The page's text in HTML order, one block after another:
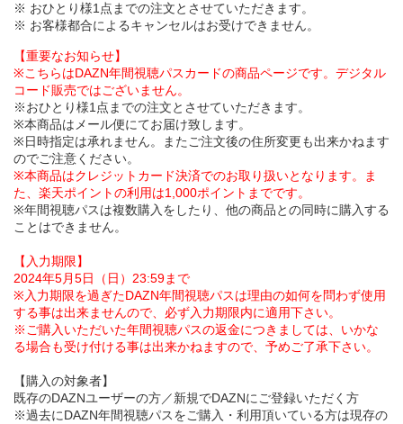
※ おひとり様1点までの注文とさせていただきます。
※ お客様都合によるキャンセルはお受けできません。
【重要なお知らせ】
※こちらはDAZN年間視聴パスカードの商品ページです。デジタル
コード販売ではございません。
※おひとり様1点までの注文とさせていただきます。
※本商品はメール便にてお届け致します。
※日時指定は承れません。またご注文後の住所変更も出来かねます
のでご注意ください。
※本商品はクレジットカード決済でのお取り扱いとなります。ま
た、楽天ポイントの利用は1,000ポイントまでです。
※年間視聴パスは複数購入をしたり、他の商品との同時に購入する
ことはできません。
【入力期限】
2024年5月5日（日）23:59まで
※入力期限を過ぎたDAZN年間視聴パスは理由の如何を問わず使用
する事は出来ませんので、必ず入力期限内に適用下さい。
※ご購入いただいた年間視聴パスの返金につきましては、いかな
る場合も受け付ける事は出来かねますので、予めご了承下さい。
【購入の対象者】
既存のDAZNユーザーの方／新規でDAZNにご登録いただく方
※過去にDAZN年間視聴パスをご購入・利用頂いている方は現存の